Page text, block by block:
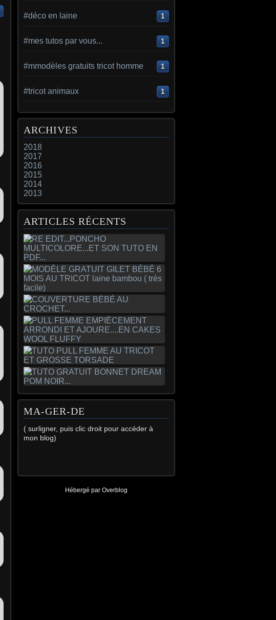
#déco en laine 1
#mes tutos par vous... 1
#mmodèles gratuits tricot homme 1
#tricot animaux 1
ARCHIVES
2018
2017
2016
2015
2014
2013
ARTICLES RÉCENTS
MA-GER-DE
( surligner, puis clic droit pour accéder à
mon blog)
Hébergé par Overblog